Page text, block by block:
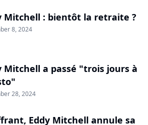
Mitchell : bientôt la retraite ?
8, 2024
Mitchell a passé "trois jours à
28, 2024
Eddy Mitchell annule sa